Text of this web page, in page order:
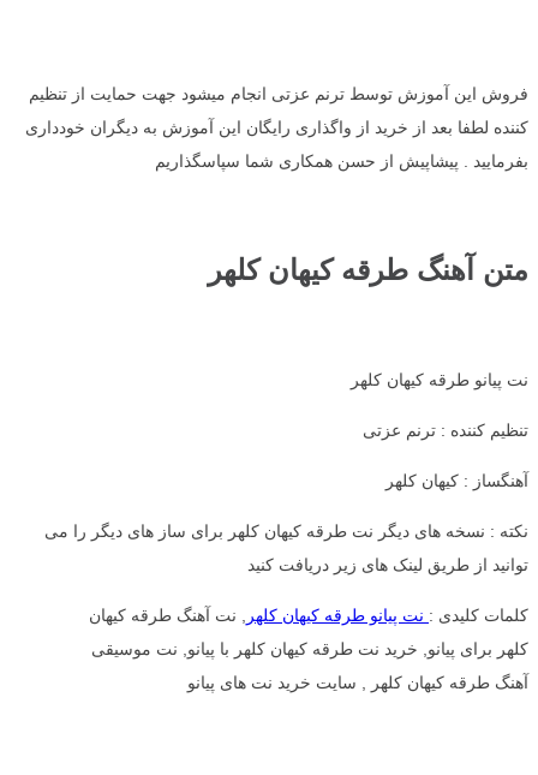
فروش این آموزش توسط ترنم عزتی انجام میشود جهت حمایت از تنظیم
کننده لطفا بعد از خرید از واگذاری رایگان این آموزش به دیگران خودداری
بفرمایید . پیشاپیش از حسن همکاری شما سپاسگذاریم
متن آهنگ طرقه کیهان کلهر
نت پیانو طرقه کیهان کلهر
تنظیم کننده : ترنم عزتی
آهنگساز : کیهان کلهر
نکته : نسخه های دیگر نت طرقه کیهان کلهر برای ساز های دیگر را می
توانید از طریق لینک های زیر دریافت کنید
کلمات کلیدی : نت پیانو طرقه کیهان کلهر
, نت آهنگ طرقه کیهان
کلهر برای پیانو, خرید نت طرقه کیهان کلهر با پیانو, نت موسیقی
آهنگ طرقه کیهان کلهر , سایت خرید نت های پیانو